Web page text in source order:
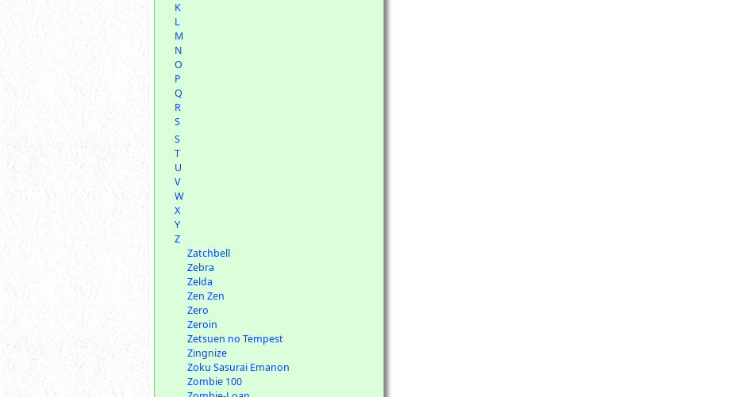
K
L
M
N
O
P
Q
R
S
S
T
U
V
W
X
Y
Z
Zatchbell
Zebra
Zelda
Zen Zen
Zero
Zeroin
Zetsuen no Tempest
Zingnize
Zoku Sasurai Emanon
Zombie 100